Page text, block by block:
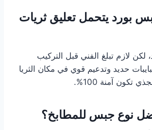
بورد يتحمل تعليق ثريات
لكن لازم تبلغ الفني قبل التركيب
حديد وتدعيم قوي في مكان الثريا
تكون آمنة 100%.
نوع جبس للمطابخ؟